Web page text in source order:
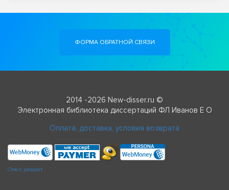
ФОРМА ОБРАТНОЙ СВЯЗИ
2014 -2026 New-disser.ru ©
Электронная библиотека диссертаций ФЛ Иванов Е О
Оплата, доставка, условия возврата
Check passport